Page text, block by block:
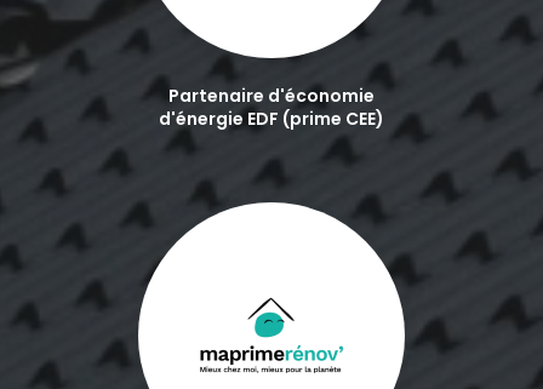
Partenaire d'économie
d'énergie EDF (prime CEE)